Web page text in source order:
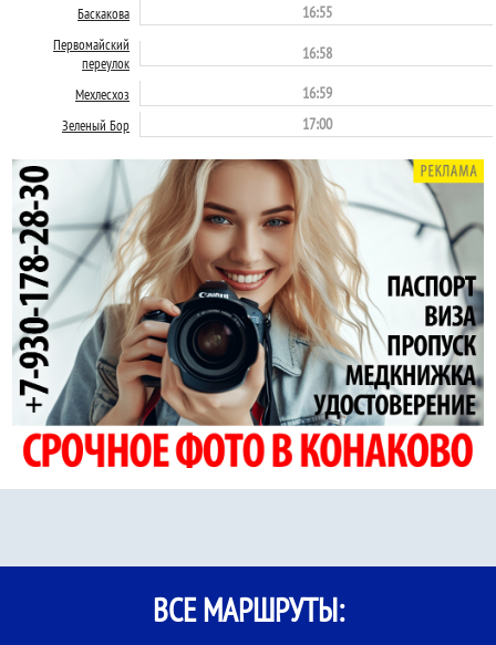
Баскакова 16:55
Первомайский
переулок
16:58
Мехлесхоз 16:59
Зеленый Бор 17:00
ВСЕ МАРШРУТЫ: